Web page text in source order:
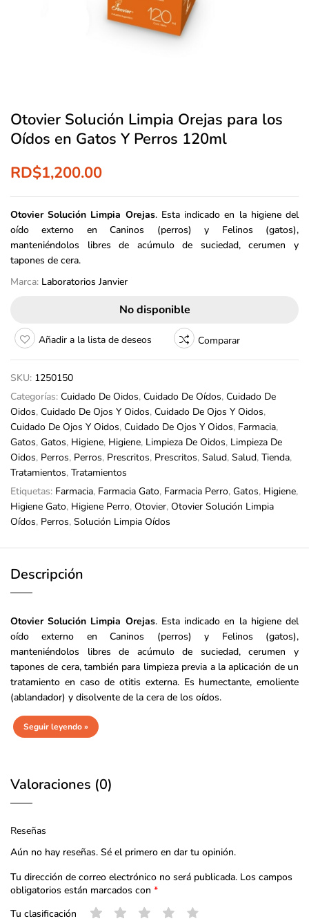
Otovier Solución Limpia Orejas para los
Oídos en Gatos Y Perros 120ml
RD$1,200.00
Otovier Solución Limpia Orejas. Esta indicado en la higiene del
oído externo en Caninos (perros) y Felinos (gatos),
manteniéndolos libres de acúmulo de suciedad, cerumen y
tapones de cera.
Marca: Laboratorios Janvier
No disponible
Añadir a la lista de deseos Comparar
SKU: 1250150
Categorías: Cuidado De Oidos, Cuidado De Oídos, Cuidado De
Oidos, Cuidado De Ojos Y Oidos, Cuidado De Ojos Y Oidos,
Cuidado De Ojos Y Oidos, Cuidado De Ojos Y Oidos, Farmacia,
Gatos, Gatos, Higiene, Higiene, Limpieza De Oidos, Limpieza De
Oidos, Perros, Perros, Prescritos, Prescritos, Salud, Salud, Tienda,
Tratamientos, Tratamientos
Etiquetas: Farmacia, Farmacia Gato, Farmacia Perro, Gatos, Higiene,
Higiene Gato, Higiene Perro, Otovier, Otovier Solución Limpia
Oídos, Perros, Solución Limpia Oídos
Descripción
Otovier Solución Limpia Orejas. Esta indicado en la higiene del
oído externo en Caninos (perros) y Felinos (gatos),
manteniéndolos libres de acúmulo de suciedad, cerumen y
tapones de cera, también para limpieza previa a la aplicación de un
tratamiento en caso de otitis externa. Es humectante, emoliente
(ablandador) y disolvente de la cera de los oídos.
Seguir leyendo »
Valoraciones (0)
Reseñas
Aún no hay reseñas. Sé el primero en dar tu opinión.
Tu dirección de correo electrónico no será publicada. Los campos
obligatorios están marcados con *
Tu clasificación